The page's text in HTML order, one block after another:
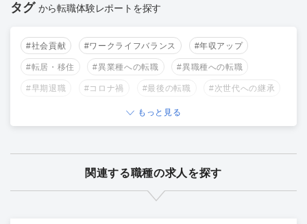
タグ から転職体験レポートを探す
#社会貢献 #ワークライフバランス #年収アップ
#転居・移住 #異業種への転職 #異職種への転職
#早期退職 #コロナ禍 #最後の転職 #次世代への継承
もっと見る
関連する職種の求人を探す